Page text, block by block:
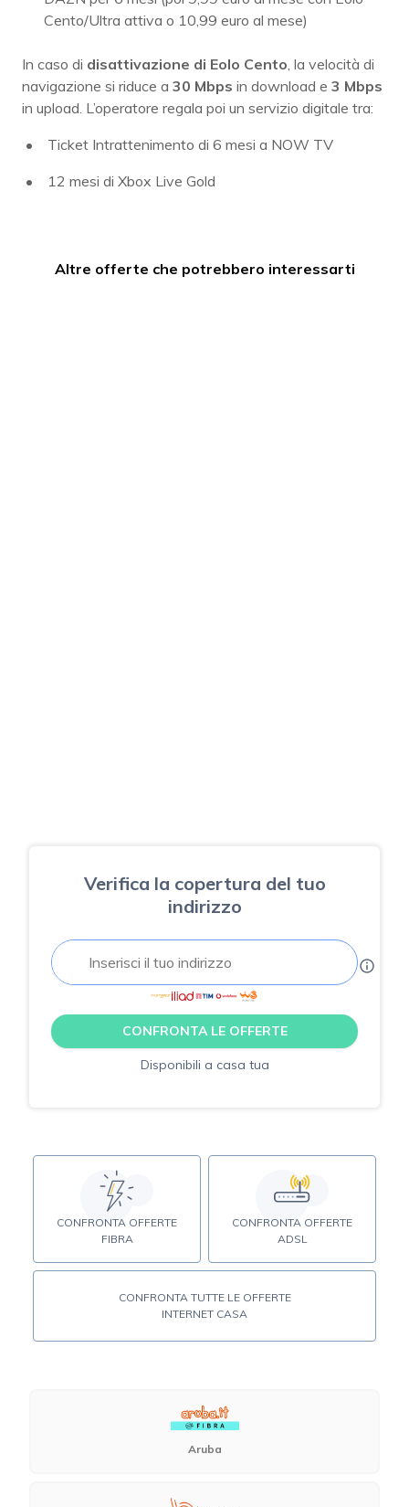
Cento/Ultra attiva o 10,99 euro al mese)
In caso di disattivazione di Eolo Cento , la velocità di
navigazione si riduce a 30 Mbps in download e 3 Mbps
in upload. L’operatore regala poi un servizio digitale tra:
Ticket Intrattenimento di 6 mesi a NOW TV
12 mesi di Xbox Live Gold
Altre offerte che potrebbero interessarti
Verifica la copertura del tuo
indirizzo
CONFRONTA LE OFFERTE
Disponibili a casa tua
CONFRONTA OFFERTE
FIBRA
CONFRONTA OFFERTE
ADSL
CONFRONTA TUTTE LE OFFERTE
INTERNET CASA
Aruba